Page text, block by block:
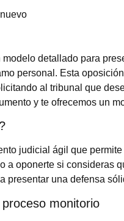
detallado para
personal. Esta
al tribunal que
y te ofrecemos un
judicial ágil que
a oponerte si consideras
presentar una defensa
monitorio